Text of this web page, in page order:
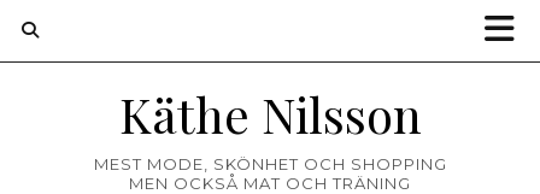
Käthe Nilsson
MEST MODE, SKÖNHET OCH SHOPPING
MEN OCKSÅ MAT OCH TRÄNING